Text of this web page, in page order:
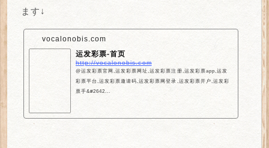
ます↓
vocalonobis.com
运发彩票-首页
http://vocalonobis.com
@运发彩票官网,运发彩票网址,运发彩票注册,运发彩票app,运发
彩票平台,运发彩票邀请码,运发彩票网登录,运发彩票开户,运发彩
票手&#2642...